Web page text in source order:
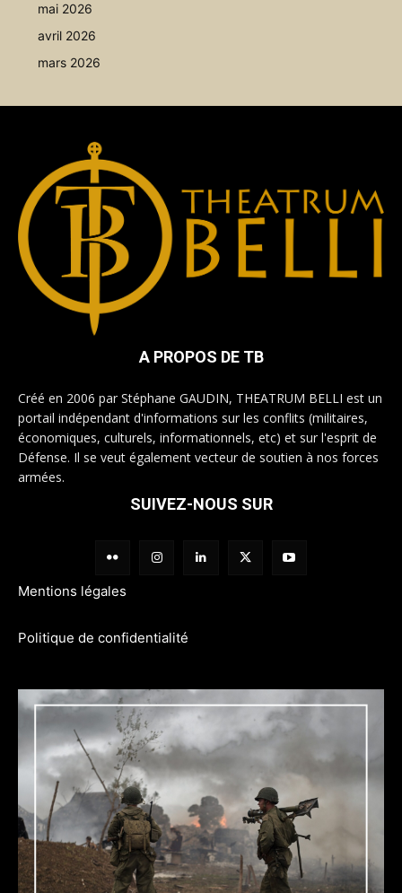
mai 2026
avril 2026
mars 2026
A PROPOS DE TB
Créé en 2006 par Stéphane GAUDIN, THEATRUM BELLI est un
portail indépendant d'informations sur les conflits (militaires,
économiques, culturels, informationnels, etc) et sur l'esprit de
Défense. Il se veut également vecteur de soutien à nos forces
armées.
SUIVEZ-NOUS SUR
Mentions légales
Politique de confidentialité